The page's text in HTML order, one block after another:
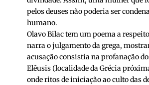
pelos deuses não poderia ser
humano.
Olavo Bilac tem um poema a
narra o julgamento da grega,
acusação consistia na profanação
Elêusis (localidade da Grécia
onde ritos de iniciação ao culto das